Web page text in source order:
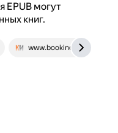
EPUB могут
книг.
www.bookind.ru